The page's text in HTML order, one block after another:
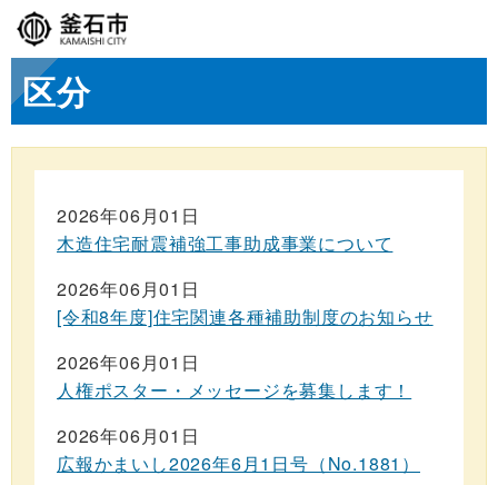
区分
2026年06月01日
木造住宅耐震補強工事助成事業について
2026年06月01日
[令和8年度]住宅関連各種補助制度のお知らせ
2026年06月01日
人権ポスター・メッセージを募集します！
2026年06月01日
広報かまいし2026年6月1日号（No.1881）